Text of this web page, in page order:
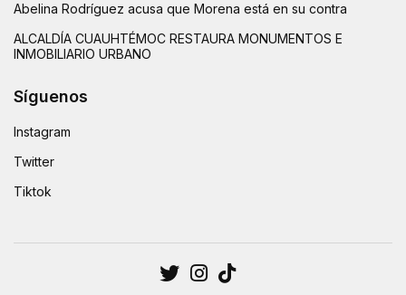
Abelina Rodríguez acusa que Morena está en su contra
ALCALDÍA CUAUHTÉMOC RESTAURA MONUMENTOS E
INMOBILIARIO URBANO
Síguenos
Instagram
Twitter
Tiktok